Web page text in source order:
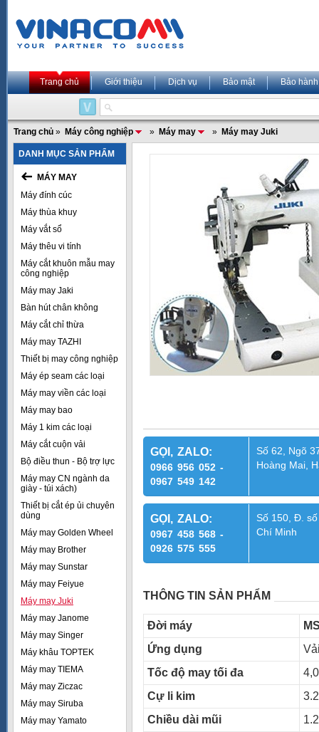
Trang chủ Giới thiệu Dịch vụ Bảo mật Bảo hành
Trang chủ » Máy công nghiệp » Máy may » Máy may Juki
DANH MỤC SẢN PHẨM
MÁY MAY
Máy đính cúc
Máy thùa khuy
Máy vắt sổ
Máy thêu vi tính
Máy cắt khuôn mẫu may
công nghiệp
Máy may Jaki
Bàn hút chân không
Máy cắt chỉ thừa
Máy may TAZHI
Thiết bị may công nghiệp
Máy ép seam các loại
Máy may viền các loại
Máy may bao
Máy 1 kim các loại
Máy cắt cuộn vải
Bộ điều thun - Bộ trợ lực
Máy may CN ngành da
giày - túi xách)
Thiết bị cắt ép ủi chuyên
dùng
Máy may Golden Wheel
Máy may Brother
Máy may Sunstar
Máy may Feiyue
Máy may Juki
Máy may Janome
Máy may Singer
Máy khâu TOPTEK
Máy may TIEMA
Máy may Ziczac
Máy may Siruba
Máy may Yamato
GỌI, ZALO:
0966 956 052 -
0967 549 142
Số 62, Ngõ
Hoàng Mai,
GỌI, ZALO:
0967 458 568 -
0926 575 555
Số 150, Đ.
Chí Minh
THÔNG TIN SẢN PHẨM
Đời máy
Ứng dụng
Tốc độ may tối đa
Cự li kim
Chiều dài mũi